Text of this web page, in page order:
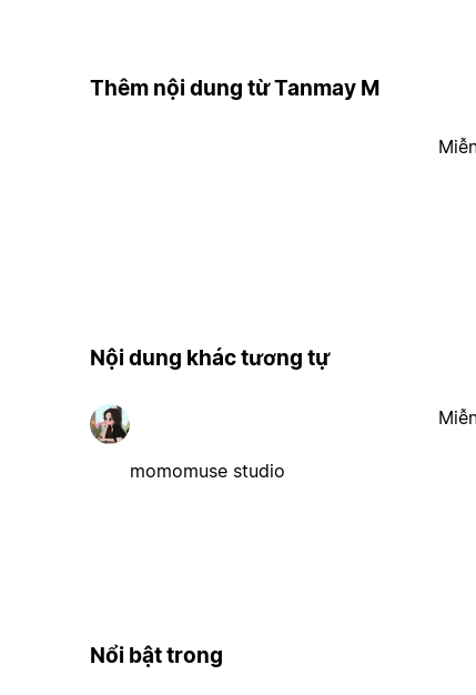
Thêm nội dung từ Tanmay M
Nội dung khác tương tự
momomuse studio
Nổi bật trong